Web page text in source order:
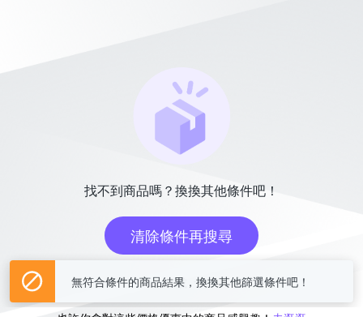
找不到商品嗎？換換其他條件吧！
清除條件再搜尋
或